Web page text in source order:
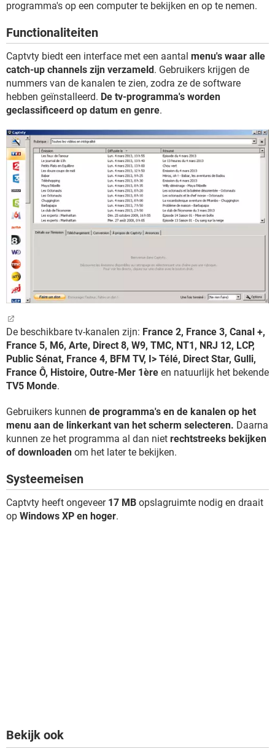
TIKTOK
programma's op een computer te bekijken en op te nemen.
Functionaliteiten
Captvty biedt een interface met een aantal menu's waar alle
catch-up channels zijn verzameld. Gebruikers krijgen de
nummers van de kanalen te zien, zodra ze de software
hebben geïnstalleerd. De tv-programma's worden
geclassificeerd op datum en genre.
De beschikbare tv-kanalen zijn: France 2, France 3, Canal +,
France 5, M6, Arte, Direct 8, W9, TMC, NT1, NRJ 12, LCP,
Public Sénat, France 4, BFM TV, I> Télé, Direct Star, Gulli,
France Ô, Histoire, Outre-Mer 1ère en natuurlijk het bekende
TV5 Monde.
Gebruikers kunnen de programma's en de kanalen op het
menu aan de linkerkant van het scherm selecteren. Daarna
kunnen ze het programma al dan niet rechtstreeks bekijken
of downloaden om het later te bekijken.
Systeemeisen
Captvty heeft ongeveer 17 MB opslagruimte nodig en draait
op Windows XP en hoger.
Bekijk ook